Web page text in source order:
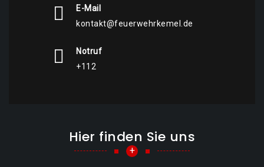
E-Mail
kontakt@feuerwehrkemel.de
Notruf
+112
Hier finden Sie uns
+